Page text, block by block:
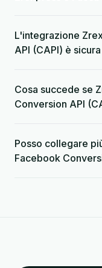
L'integrazione
API (CAPI) è
Cosa succede se
Conversion API
Posso collegare
Facebook